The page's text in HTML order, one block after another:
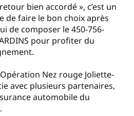
bien accordé », c’est un
de faire le bon choix après
de composer le 450-756-
pour profiter du
Nez rouge Joliette-
avec plusieurs partenaires,
automobile du